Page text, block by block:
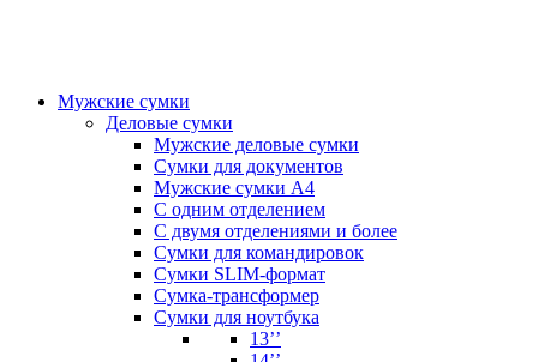
Мужские сумки
Деловые сумки
Мужские деловые сумки
Сумки для документов
Мужские сумки А4
С одним отделением
С двумя отделениями и более
Сумки для командировок
Сумки SLIM-формат
Сумка-трансформер
Сумки для ноутбука
13’’